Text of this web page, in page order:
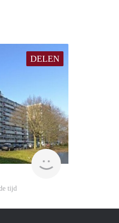
DELEN
rent
tijd